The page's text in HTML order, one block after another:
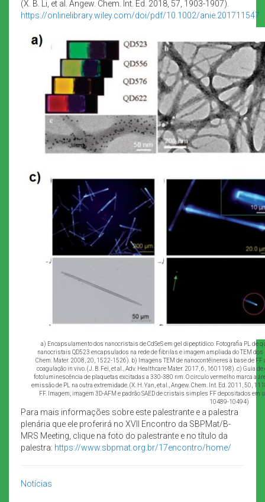
(X. B. Li, et al. Angew. Chem. Int. Ed. 2018, 57, 1903-1907).
https://onlinelibrary.wiley.com/doi/pdf/10.1002/anie.201711547
a) Encapsulamento dos nanocristais de CdSeS em gel dipeptídico. Fotografia PL de
nanocristais QD523 encapsulados na rede de fibrilas e imagem ampliada do TEM
Chem. Mater. 2008, 20, 1522-1526). b) Imagens TEM de nanocontêineres à base de
coagulação in vivo. (J. B. Fei, et al., Adv. Healthcare Mater. 2017, 6, 1601198). c)
fotoluminescência de plaquetas excitadas a 330-380 nm. O círculo vermelho marca a
emissão de PL na outra extremidade. (X. H. Yan, et al., Angew. Chem. Int. Ed. 2011,
FF. Imagem, imagem 3D-AFM e padrão SAED de cristais simples FF depositados em
10489-10494)
Para mais informações sobre este palestrante e a palestra
plenária que ele proferirá no XVII Encontro da SBPMat/B-
MRS Meeting, clique na foto do palestrante e no título da
palestra: https://www.sbpmat.org.br/17encontro/home/
Notícias